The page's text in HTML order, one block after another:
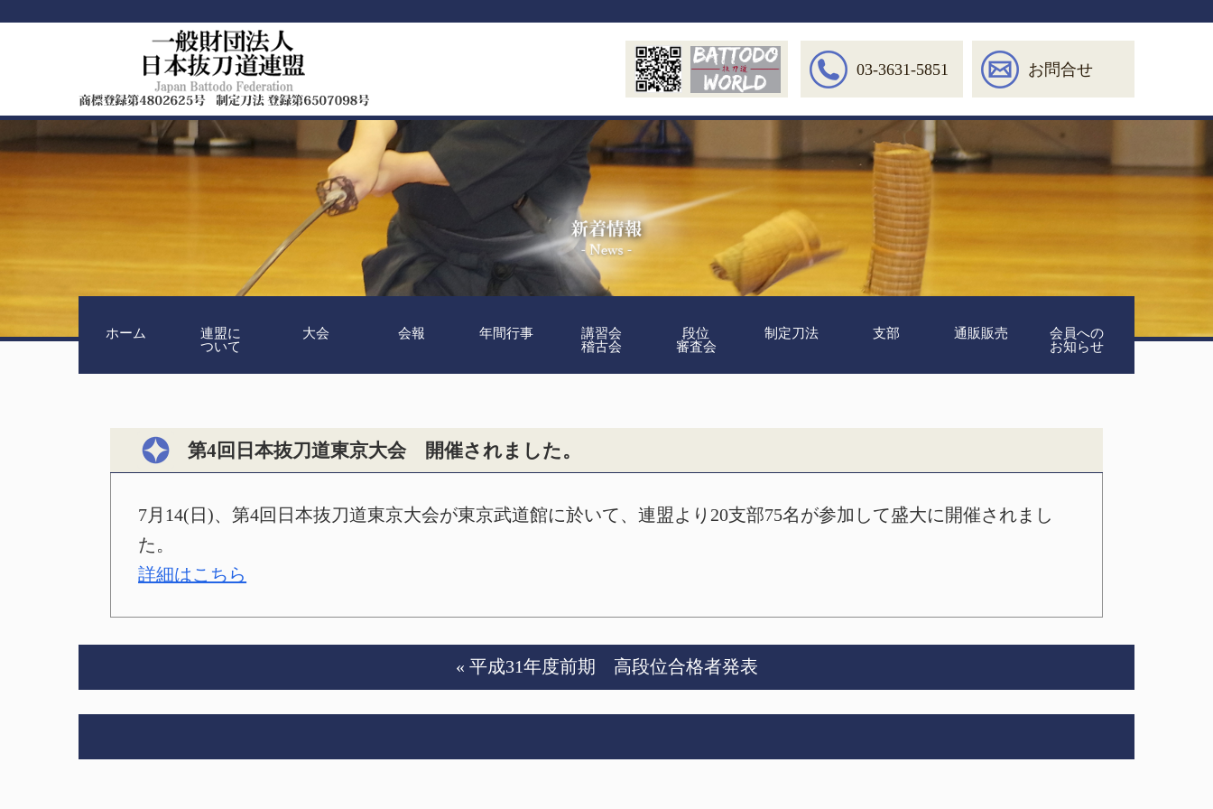
03-3631-5851 お問合せ
ホーム
連盟に
ついて
大会 会報 年間行事
講習会
稽古会
段位
審査会
制定刀法 支部 通販販売
会員への
お知らせ
第4回日本抜刀道東京大会 開催されました。
7月14(日)、第4回日本抜刀道東京大会が東京武道館に於いて、連盟より20支部75名が参加して盛大に開催されまし
た。
詳細はこちら
« 平成31年度前期 高段位合格者発表